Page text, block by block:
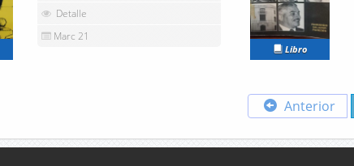
Detalle
Marc 21
Libro
Anterior